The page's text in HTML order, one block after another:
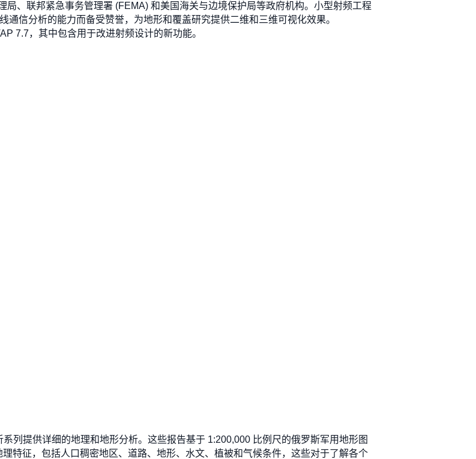
、联邦紧急事务管理署 (FEMA) 和美国海关与边境保护局等政府机构。小型射频工程
通信分析的能力而备受赞誉，为地形和覆盖研究提供二维和三维可视化效果。
7.7，其中包含用于改进射频设计的新功能。
列提供详细的地理和地形分析。这些报告基于 1:200,000 比例尺的俄罗斯军用地形图
特征，包括人口稠密地区、道路、地形、水文、植被和气候条件，这些对于了解各个